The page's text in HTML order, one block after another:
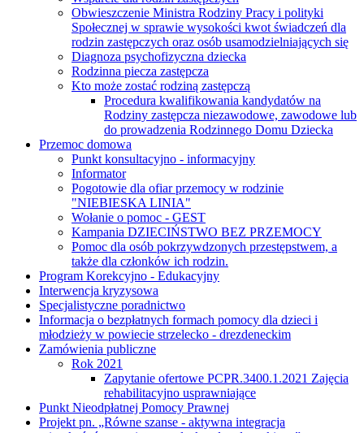
Obwieszczenie Ministra Rodziny Pracy i polityki
Społecznej w sprawie wysokości kwot świadczeń dla
rodzin zastępczych oraz osób usamodzielniających się
Diagnoza psychofizyczna dziecka
Rodzinna piecza zastępcza
Kto może zostać rodziną zastępczą
Procedura kwalifikowania kandydatów na
Rodziny zastępcza niezawodowe, zawodowe lub
do prowadzenia Rodzinnego Domu Dziecka
Przemoc domowa
Punkt konsultacyjno - informacyjny
Informator
Pogotowie dla ofiar przemocy w rodzinie
"NIEBIESKA LINIA"
Wołanie o pomoc - GEST
Kampania DZIECIŃSTWO BEZ PRZEMOCY
Pomoc dla osób pokrzywdzonych przestępstwem, a
także dla członków ich rodzin.
Program Korekcyjno - Edukacyjny
Interwencja kryzysowa
Specjalistyczne poradnictwo
Informacja o bezpłatnych formach pomocy dla dzieci i
młodzieży w powiecie strzelecko - drezdeneckim
Zamówienia publiczne
Rok 2021
Zapytanie ofertowe PCPR.3400.1.2021 Zajęcia
rehabilitacyjno usprawniające
Punkt Nieodpłatnej Pomocy Prawnej
Projekt pn. „Równe szanse - aktywna integracja